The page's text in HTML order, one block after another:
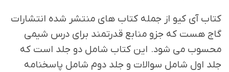
کتاب آی کیو از جمله کتاب های منتشر شده انتشارات
گاج هست که جزو منابع قدرتمند برای درس شیمی
محسوب می شود. این کتاب شامل دو جلد است که
جلد اول شامل سوالات و جلد دوم شامل پاسخنامه